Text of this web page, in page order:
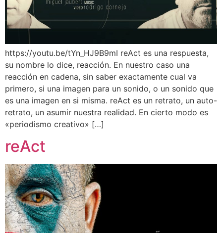
https://youtu.be/tYn_HJ9B9mI reAct es una respuesta,
su nombre lo dice, reacción. En nuestro caso una
reacción en cadena, sin saber exactamente cual va
primero, si una imagen para un sonido, o un sonido que
es una imagen en si misma. reAct es un retrato, un auto-
retrato, un asumir nuestra realidad. En cierto modo es
«periodismo creativo» […]
reAct